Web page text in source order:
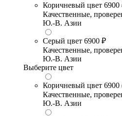
Коричневый цвет 6900
Качественные,
Ю.-В. Азии
Серый цвет 6900 ₽
Качественные,
Ю.-В. Азии
Выберите цвет
Коричневый цвет 6900
Качественные,
Ю.-В. Азии